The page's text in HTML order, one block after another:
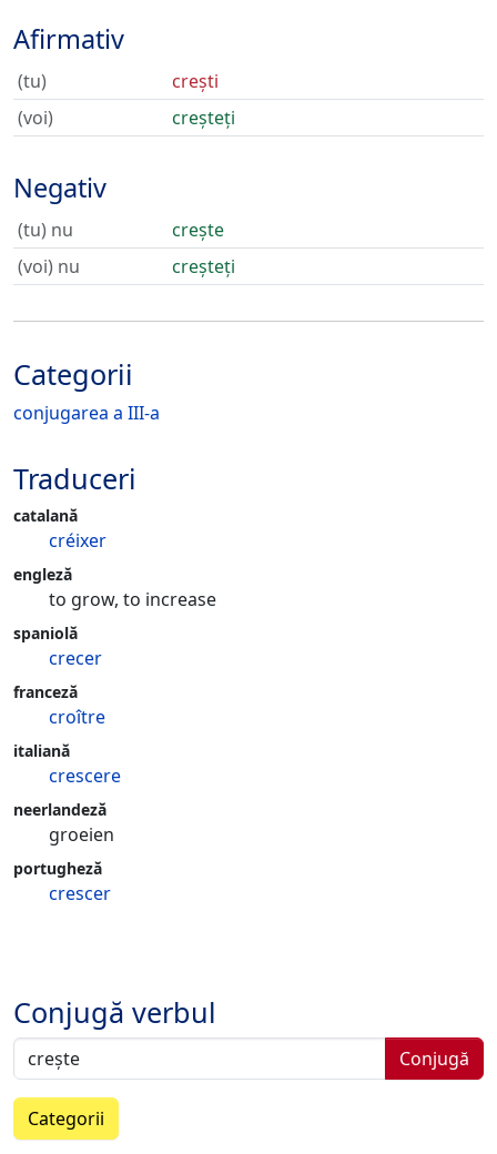
Afirmativ
(tu)
crești
(voi)
creșteți
Negativ
(tu) nu
crește
(voi) nu
creșteți
Categorii
conjugarea a III-a
Traduceri
catalană
créixer
engleză
to grow, to increase
spaniolă
crecer
franceză
croître
italiană
crescere
neerlandeză
groeien
portugheză
crescer
Conjugă verbul
Conjugă
Categorii